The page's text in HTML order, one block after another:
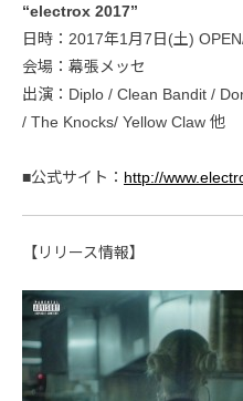
“electrox 2017”
日時：2017年1月7日(土)
会場：幕張メッセ
出演：Diplo / Clean Bandit /
/ The Knocks/ Yellow Claw 他
■公式サイト： http://
【リリース情報】